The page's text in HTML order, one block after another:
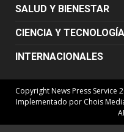
SALUD Y BIENESTAR
CIENCIA Y TECNOLOGÍA
INTERNACIONALES
Copyright News Press
Implementado por Chois